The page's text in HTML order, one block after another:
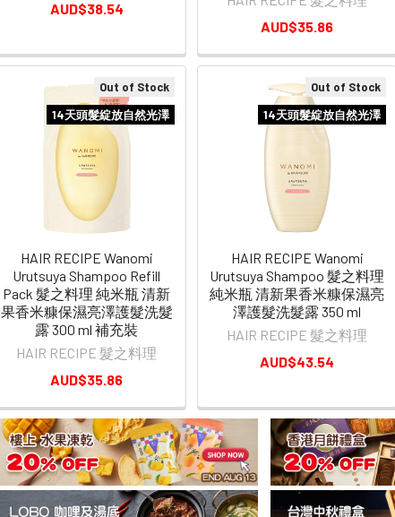
AUD$38.54
AUD$35.86
Out of Stock
14天頭髮綻放自然光澤
HAIR RECIPE Wanomi
Urutsuya Shampoo Refill
Pack 髮之料理 純米瓶 清新
果香米糠保濕亮澤護髮洗髮
露 300 ml 補充裝
HAIR RECIPE 髮之料理
AUD$35.86
Out of Stock
14天頭髮綻放自然光澤
HAIR RECIPE Wanomi
Urutsuya Shampoo 髮之料理
純米瓶 清新果香米糠保濕亮
澤護髮洗髮露 350 ml
HAIR RECIPE 髮之料理
AUD$43.54